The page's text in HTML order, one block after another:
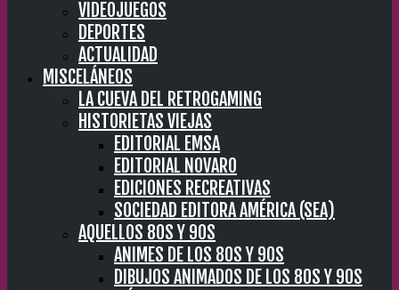
VIDEOJUEGOS
DEPORTES
ACTUALIDAD
MISCELÁNEOS
LA CUEVA DEL RETROGAMING
HISTORIETAS VIEJAS
EDITORIAL EMSA
EDITORIAL NOVARO
EDICIONES RECREATIVAS
SOCIEDAD EDITORA AMÉRICA (SEA)
AQUELLOS 80S Y 90S
ANIMES DE LOS 80S Y 90S
DIBUJOS ANIMADOS DE LOS 80S Y 90S